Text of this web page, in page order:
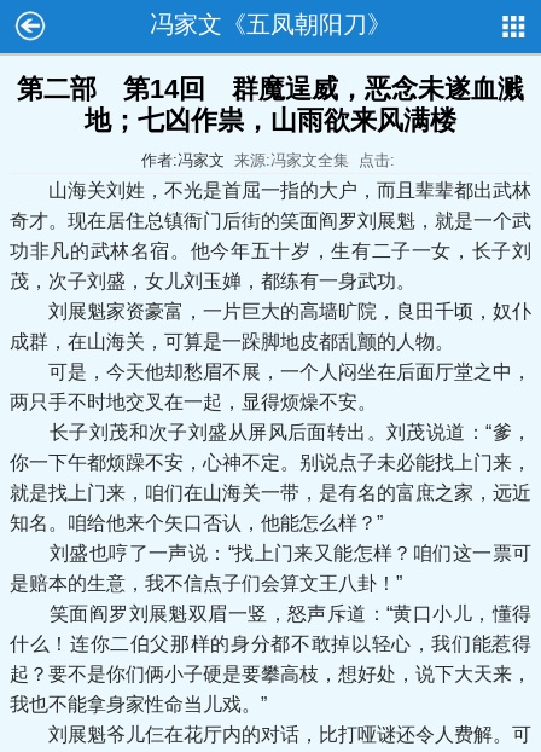
冯家文《五凤朝阳刀》
第二部 第14回 群魔逞威，恶念未遂血溅
地；七凶作祟，山雨欲来风满楼
作者:冯家文 来源:冯家文全集 点击:
山海关刘姓，不光是首屈一指的大户，而且辈辈都出武林
奇才。现在居住总镇衙门后街的笑面阎罗刘展魁，就是一个武
功非凡的武林名宿。他今年五十岁，生有二子一女，长子刘
茂，次子刘盛，女儿刘玉婵，都练有一身武功。
刘展魁家资豪富，一片巨大的高墙旷院，良田千顷，奴仆
成群，在山海关，可算是一跺脚地皮都乱颤的人物。
可是，今天他却愁眉不展，一个人闷坐在后面厅堂之中，
两只手不时地交叉在一起，显得烦燥不安。
长子刘茂和次子刘盛从屏风后面转出。刘茂说道：“爹，
你一下午都烦躁不安，心神不定。别说点子未必能找上门来，
就是找上门来，咱们在山海关一带，是有名的富庶之家，远近
知名。咱给他来个矢口否认，他能怎么样？”
刘盛也哼了一声说：“找上门来又能怎样？咱们这一票可
是赔本的生意，我不信点子们会算文王八卦！”
笑面阎罗刘展魁双眉一竖，怒声斥道：“黄口小儿，懂得
什么！连你二伯父那样的身分都不敢掉以轻心，我们能惹得
起？要不是你们俩小子硬是要攀高枝，想好处，说下大天来，
我也不能拿身家性命当儿戏。”
刘展魁爷儿仨在花厅内的对话，比打哑谜还令人费解。可